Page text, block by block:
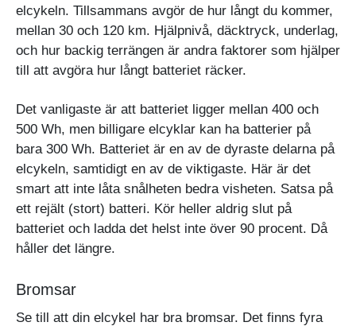
elcykeln. Tillsammans avgör de hur långt du kommer,
mellan 30 och 120 km. Hjälpnivå, däcktryck, underlag,
och hur backig terrängen är andra faktorer som hjälper
till att avgöra hur långt batteriet räcker.
Det vanligaste är att batteriet ligger mellan 400 och
500 Wh, men billigare elcyklar kan ha batterier på
bara 300 Wh. Batteriet är en av de dyraste delarna på
elcykeln, samtidigt en av de viktigaste. Här är det
smart att inte låta snålheten bedra visheten. Satsa på
ett rejält (stort) batteri. Kör heller aldrig slut på
batteriet och ladda det helst inte över 90 procent. Då
håller det längre.
Bromsar
Se till att din elcykel har bra bromsar. Det finns fyra